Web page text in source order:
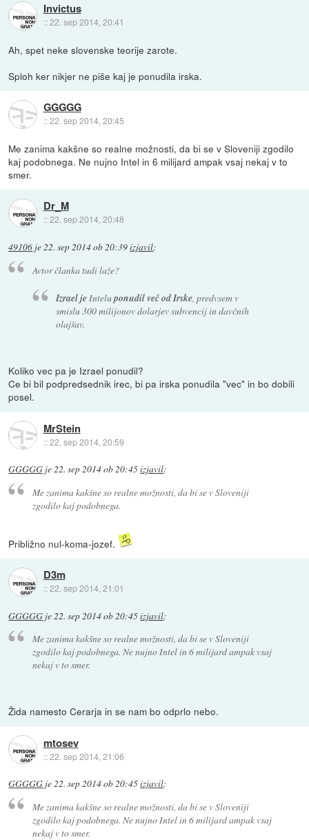
Invictus
::22. sep 2014, 20:41
Ah, spet neke slovenske teorije zarote.
Sploh ker nikjer ne piše kaj je ponudila irska.
GGGGG
::22. sep 2014, 20:45
Me zanima kakšne so realne možnosti, da bi se v Sloveniji zgodilo
kaj podobnega. Ne nujno Intel in 6 milijard ampak vsaj nekaj v to
smer.
Dr_M
::22. sep 2014, 20:48
49106 je22. sep 2014 ob 20:39izjavil:
Avtor članka tudi laže?
Izrael jeInteluponudil več od Irske, predvsem v
smislu 300 milijonov dolarjev subvencij in davčnih
olajšav.
Koliko vec pa je Izrael ponudil?
Ce bi bil podpredsednik irec, bi pa irska ponudila "vec" in bo dobili
posel.
MrStein
::22. sep 2014, 20:59
GGGGG je22. sep 2014 ob 20:45izjavil:
Me zanima kakšne so realne možnosti, da bi se v Sloveniji
zgodilo kaj podobnega.
Približno nul-koma-jozef.
D3m
::22. sep 2014, 21:01
GGGGG je22. sep 2014 ob 20:45izjavil:
Me zanima kakšne so realne možnosti, da bi se v Sloveniji
zgodilo kaj podobnega. Ne nujno Intel in 6 milijard ampak vsaj
nekaj v to smer.
Žida namesto Cerarja in se nam bo odprlo nebo.
mtosev
::22. sep 2014, 21:06
GGGGG je22. sep 2014 ob 20:45izjavil:
Me zanima kakšne so realne možnosti, da bi se v Sloveniji
zgodilo kaj podobnega. Ne nujno Intel in 6 milijard ampak vsaj
nekaj v to smer.